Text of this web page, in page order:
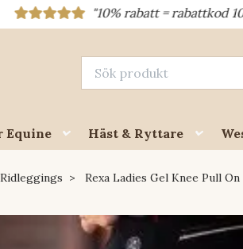
"10% rabatt = rabattkod 10% = ditt
Equine Häst & Ryttare
Rexa Ladies Gel Knee Pull